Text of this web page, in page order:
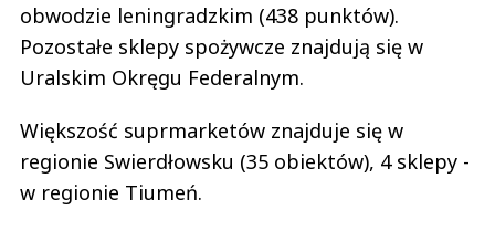
obwodzie leningradzkim (438 punktów).
Pozostałe sklepy spożywcze znajdują się w
Uralskim Okręgu Federalnym.
Większość suprmarketów znajduje się w
regionie Swierdłowsku (35 obiektów), 4 sklepy -
w regionie Tiumeń.